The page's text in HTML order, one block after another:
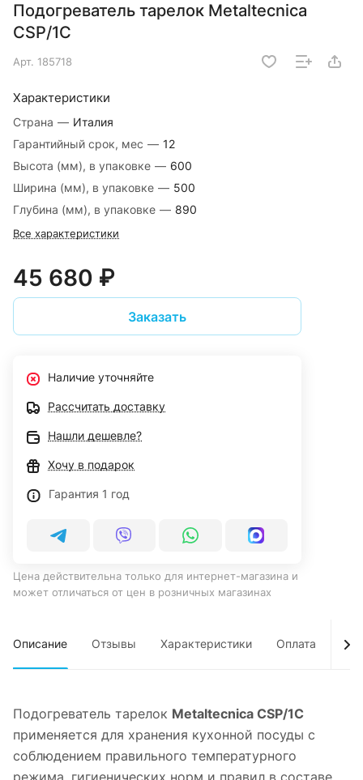
Подогреватель тарелок Metaltecnica
CSP/1C
Арт. 185718
Характеристики
Страна — Италия
Гарантийный срок, мес — 12
Высота (мм), в упаковке — 600
Ширина (мм), в упаковке — 500
Глубина (мм), в упаковке — 890
Все характеристики
45 680 ₽
Заказать
Наличие уточняйте
Рассчитать доставку
Нашли дешевле?
Хочу в подарок
Гарантия 1 год
Цена действительна только для интернет-магазина и
может отличаться от цен в розничных магазинах
Описание Отзывы Характеристики Оплата
Подогреватель тарелок Metaltecnica CSP/1C
применяется для хранения кухонной посуды с
соблюдением правильного температурного